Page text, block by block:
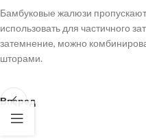
Бамбуковые жалюзи
использовать для частичного
затемнение, можно
шторами.
Вперед